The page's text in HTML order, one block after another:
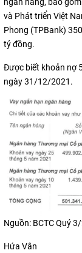
và Phát triển Việt
Phong (TPBank)
tỷ đồng.
Được biết khoản nợ
ngày 31/12/2021.
Nguồn: BCTC Quý
Hứa Vân